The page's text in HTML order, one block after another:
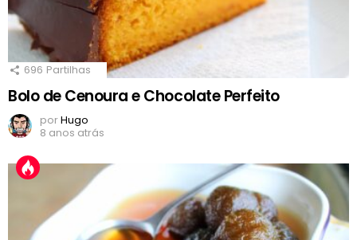
696 Partilhas
Bolo de Cenoura e Chocolate Perfeito
porHugo
8 anos atrás